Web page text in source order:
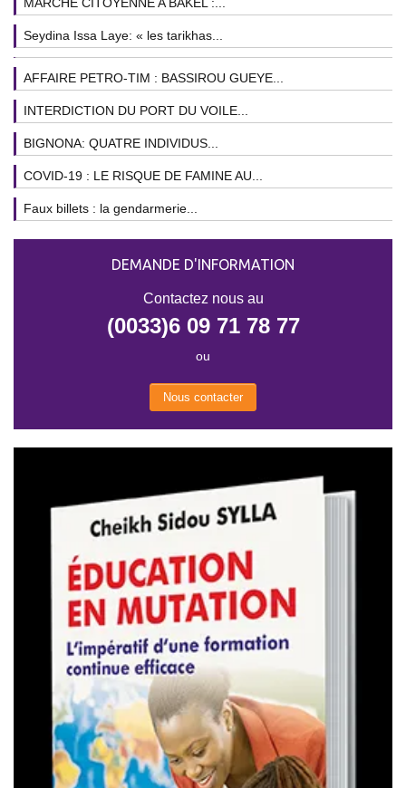
Seydina Issa Laye: « les tarikhas...
AFFAIRE PETRO-TIM : BASSIROU GUEYE...
INTERDICTION DU PORT DU VOILE...
BIGNONA: QUATRE INDIVIDUS...
COVID-19 : LE RISQUE DE FAMINE AU...
Faux billets : la gendarmerie...
DEMANDE D'INFORMATION
Contactez nous au
(0033)6 09 71 78 77
ou
Nous contacter